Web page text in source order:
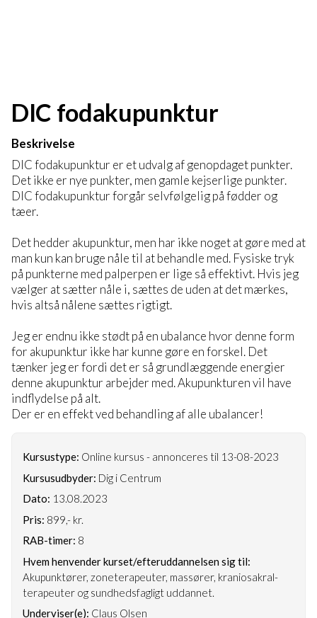
DIC fodakupunktur
Beskrivelse
DIC fodakupunktur er et udvalg af genopdaget punkter.
Det ikke er nye punkter, men gamle kejserlige punkter.
DIC fodakupunktur forgår selvfølgelig på fødder og
tæer.
Det hedder akupunktur, men har ikke noget at gøre med at
man kun kan bruge nåle til at behandle med. Fysiske tryk
på punkterne med palperpen er lige så effektivt. Hvis jeg
vælger at sætter nåle i, sættes de uden at det mærkes,
hvis altså nålene sættes rigtigt.
Jeg er endnu ikke stødt på en ubalance hvor denne form
for akupunktur ikke har kunne gøre en forskel. Det
tænker jeg er fordi det er så grundlæggende energier
denne akupunktur arbejder med. Akupunkturen vil have
indflydelse på alt.
Der er en effekt ved behandling af alle ubalancer!
Kursustype: Online kursus - annonceres til 13-08-2023
Kursusudbyder: Dig i Centrum
Dato: 13.08.2023
Pris: 899,- kr.
RAB-timer: 8
Hvem henvender kurset/efteruddannelsen sig til:
Akupunktører, zoneterapeuter, massører, kraniosakral-
terapeuter og sundhedsfagligt uddannet.
Underviser(e): Claus Olsen